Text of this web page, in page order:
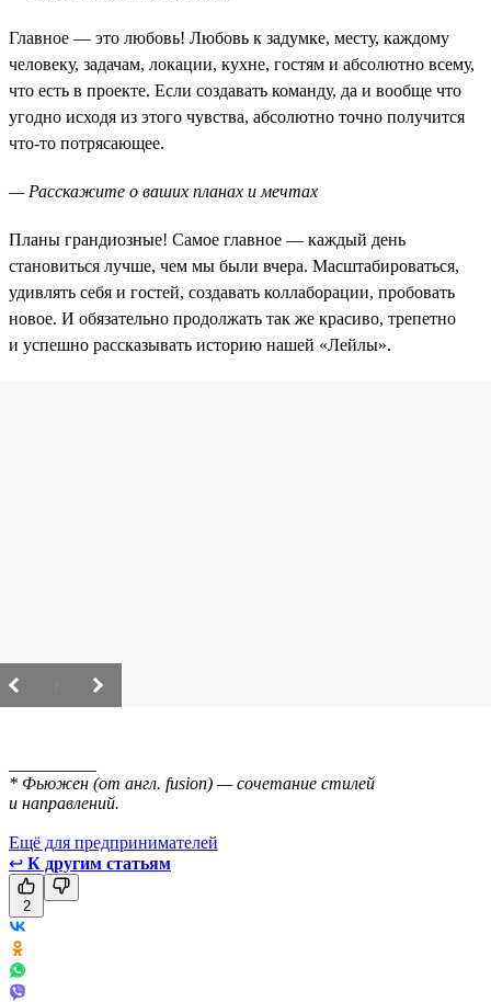
Главное — это любовь! Любовь к задумке, месту, каждому
человеку, задачам, локации, кухне, гостям и абсолютно всему,
что есть в проекте. Если создавать команду, да и вообще что
угодно исходя из этого чувства, абсолютно точно получится
что-то потрясающее.
— Расскажите о ваших планах и мечтах
Планы грандиозные! Самое главное — каждый день
становиться лучше, чем мы были вчера. Масштабироваться,
удивлять себя и гостей, создавать коллаборации, пробовать
новое. И обязательно продолжать так же красиво, трепетно
и успешно рассказывать историю нашей «Лейлы».
* Фьюжен (от англ. fusion) — сочетание стилей
и направлений.
Ещё для предпринимателей
↩ К другим статьям
2